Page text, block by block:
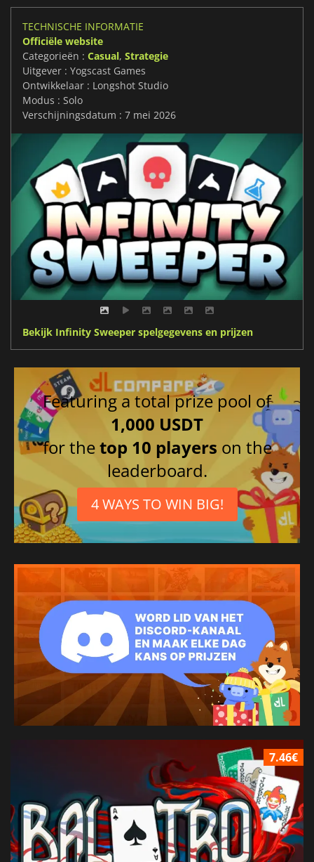
TECHNISCHE INFORMATIE
Officiële website
Categorieën : Casual, Strategie
Uitgever : Yogscast Games
Ontwikkelaar : Longshot Studio
Modus : Solo
Verschijningsdatum : 7 mei 2026
Bekijk Infinity Sweeper spelgegevens en prijzen
Featuring a total prize pool of
1,000 USDT
for thetop 10 players on the
leaderboard.
4 WAYS TO WIN BIG!
7.46€